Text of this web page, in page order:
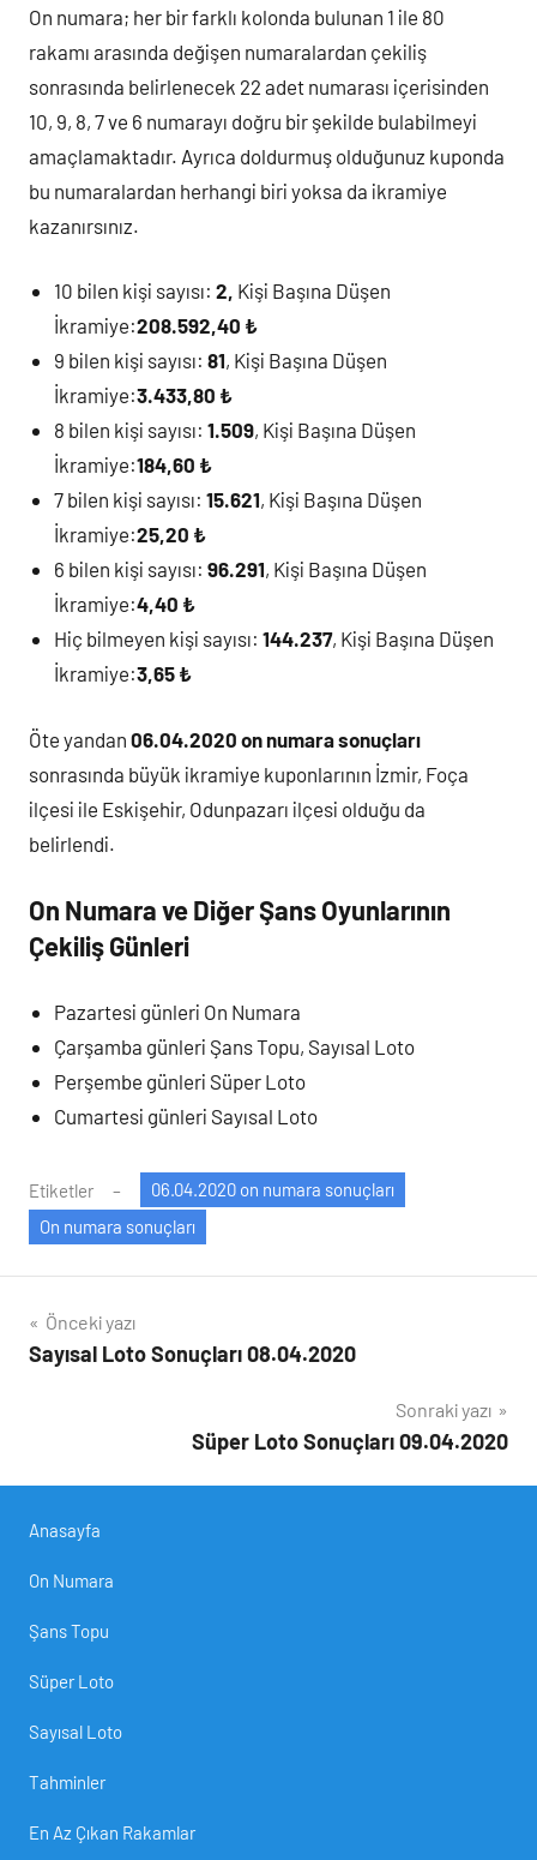
On numara; her bir farklı kolonda bulunan 1 ile 80
rakamı arasında değişen numaralardan çekiliş
sonrasında belirlenecek 22 adet numarası içerisinden
10, 9, 8, 7 ve 6 numarayı doğru bir şekilde bulabilmeyi
amaçlamaktadır. Ayrıca doldurmuş olduğunuz kuponda
bu numaralardan herhangi biri yoksa da ikramiye
kazanırsınız.
10 bilen kişi sayısı:2, Kişi Başına Düşen
İkramiye:208.592,40 ₺
9 bilen kişi sayısı:81, Kişi Başına Düşen
İkramiye:3.433,80 ₺
8 bilen kişi sayısı:1.509, Kişi Başına Düşen
İkramiye:184,60 ₺
7 bilen kişi sayısı:15.621, Kişi Başına Düşen
İkramiye:25,20 ₺
6 bilen kişi sayısı:96.291, Kişi Başına Düşen
İkramiye:4,40 ₺
Hiç bilmeyen kişi sayısı:144.237, Kişi Başına Düşen
İkramiye:3,65 ₺
Öte yandan 06.04.2020 on numara sonuçları
sonrasında büyük ikramiye kuponlarının İzmir, Foça
ilçesi ile Eskişehir, Odunpazarı ilçesi olduğu da
belirlendi.
On Numara ve Diğer Şans Oyunlarının
Çekiliş Günleri
Pazartesi günleri On Numara
Çarşamba günleri Şans Topu, Sayısal Loto
Perşembe günleri Süper Loto
Cumartesi günleri Sayısal Loto
Etiketler
06.04.2020 on numara sonuçları
On numara sonuçları
Yazı
gezinmesi
Önceki yazı
Sayısal Loto Sonuçları 08.04.2020
Sonraki yazı
Süper Loto Sonuçları 09.04.2020
Anasayfa
On Numara
Şans Topu
Süper Loto
Sayısal Loto
Tahminler
En Az Çıkan Rakamlar